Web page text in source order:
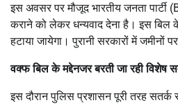
इस अवसर पर मौजूद भारतीय जनता पार्टी
कराने को लेकर धन्यवाद देना है। इस बिल
हटाया जायेगा। पुरानी सरकारों में जमीनों
वक्फ बिल के मद्देनजर बरती जा रही विशेष
इस दौरान पुलिस प्रशासन पूरी तरह